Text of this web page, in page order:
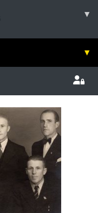
▾
▾